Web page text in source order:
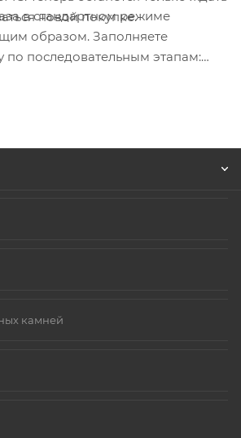
новой покупке.
в стандартном режиме
образом. Заполняете
по последовательным этапам:
камней